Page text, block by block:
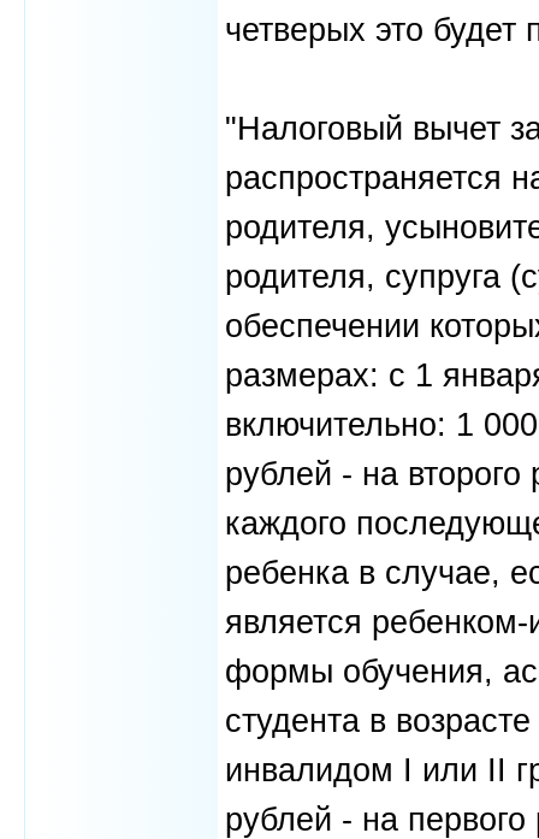
четверых это
"Налоговый вычет
распространяется
родителя,
родителя, супруга
обеспечении
размерах: с 1
включительно: 1
рублей - на второго
каждого
ребенка в случае,
является
формы обучения,
студента в
инвалидом I или II
рублей - на